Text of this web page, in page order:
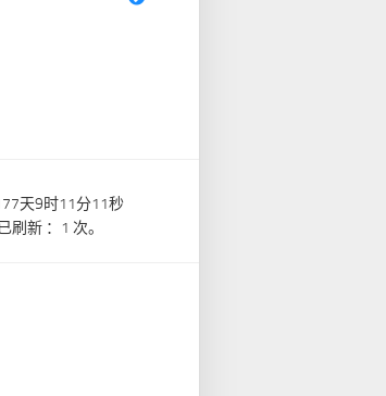
天9时11分12秒
刷新 ：1 次。